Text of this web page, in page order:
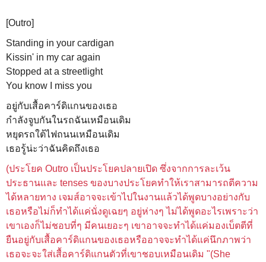
[Outro]
Standing in your cardigan
Kissin' in my car again
Stopped at a streetlight
You know I miss you
อยู่กับเสื้อคาร์ดิแกนของเธอ
กำลังจูบกันในรถฉันเหมือนเดิม
หยุดรถใต้ไฟถนนเหมือนเดิม
เธอรู้น่ะว่าฉันคิดถึงเธอ
(ประโยค Outro เป็นประโยคปลายเปิด ซึ่งจากการละเว้น
ประธานและ tenses ของบางประโยคทำให้เราสามารถตีความ
ได้หลายทาง เจมส์อาจจะเข้าไปในงานแล้วได้พูดบางอย่างกับ
เธอหรือไม่ก็ทำได้แค่นั่งดูเฉยๆ อยู่ห่างๆ ไม่ได้พูดอะไรเพราะว่า
เขาเองก็ไม่ชอบที่ๆ มีคนเยอะๆ เขาอาจจะทำได้แค่มองเบ็ตตีที่
ยืนอยู่กับเสื้อคาร์ดิแกนของเธอหรืออาจจะทำได้แค่นึกภาพว่า
เธอจะจะใส่เสื้อคาร์ดิแกนตัวที่เขาชอบเหมือนเดิม "(She